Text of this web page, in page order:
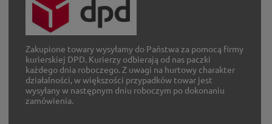
Zakupione towary wysyłamy do Państwa za pomocą firmy
kurierskiej DPD. Kurierzy odbierają od nas paczki
każdego dnia roboczego. Z uwagi na hurtowy charakter
działalności, w większości przypadków towar jest
wysyłany w następnym dniu roboczym po dokonaniu
zamówienia.